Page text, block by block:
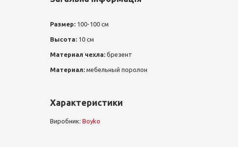
Размер: 100-100 см
Высота: 10 см
Материал чехла: брезент
Материал: мебельный поролон
Характеристики
Виробник: Boyko